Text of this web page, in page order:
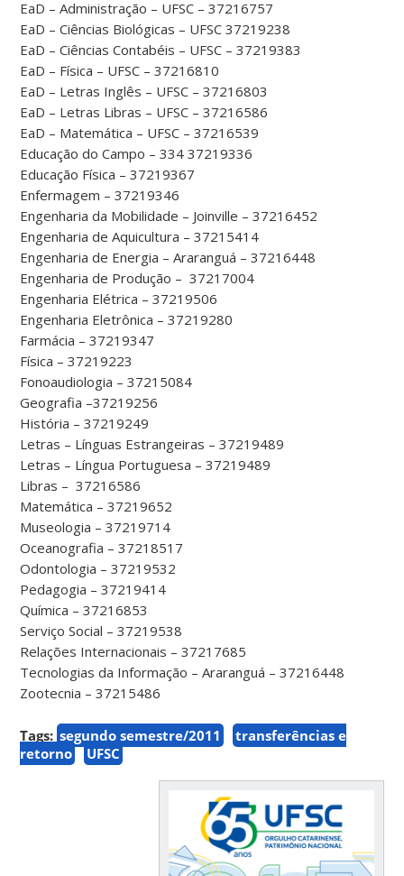
EaD – Administração – UFSC – 37216757
EaD – Ciências Biológicas – UFSC 37219238
EaD – Ciências Contabéis – UFSC – 37219383
EaD – Física – UFSC – 37216810
EaD – Letras Inglês – UFSC – 37216803
EaD – Letras Libras – UFSC – 37216586
EaD – Matemática – UFSC – 37216539
Educação do Campo – 334 37219336
Educação Física – 37219367
Enfermagem – 37219346
Engenharia da Mobilidade – Joinville – 37216452
Engenharia de Aquicultura – 37215414
Engenharia de Energia – Araranguá – 37216448
Engenharia de Produção – 37217004
Engenharia Elétrica – 37219506
Engenharia Eletrônica – 37219280
Farmácia – 37219347
Física – 37219223
Fonoaudiologia – 37215084
Geografia –37219256
História – 37219249
Letras – Línguas Estrangeiras – 37219489
Letras – Língua Portuguesa – 37219489
Libras – 37216586
Matemática – 37219652
Museologia – 37219714
Oceanografia – 37218517
Odontologia – 37219532
Pedagogia – 37219414
Química – 37216853
Serviço Social – 37219538
Relações Internacionais – 37217685
Tecnologias da Informação – Araranguá – 37216448
Zootecnia – 37215486
Tags: segundo semestre/2011
transferências e
retorno
UFSC